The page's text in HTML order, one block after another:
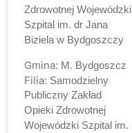
Zdrowotnej Wojewódzki
Szpital im. dr Jana
Biziela w Bydgoszczy
Gmina: M. Bydgoszcz
Filia: Samodzielny
Publiczny Zakład
Opieki Zdrowotnej
Wojewódzki Szpital im.